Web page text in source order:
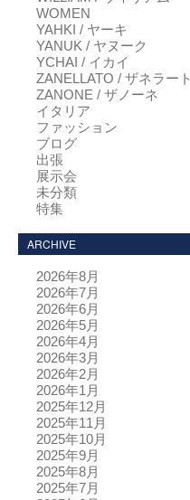
WOMEN
YAHKI / ヤーキ
YANUK / ヤヌーク
YCHAI / イカイ
ZANELLATO / ザネラート
ZANONE / ザノーネ
イタリア
ファッション
ブログ
出張
展示会
未分類
特集
ARCHIVE
2026年8月
2026年7月
2026年6月
2026年5月
2026年4月
2026年3月
2026年2月
2026年1月
2025年12月
2025年11月
2025年10月
2025年9月
2025年8月
2025年7月